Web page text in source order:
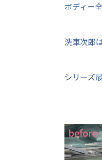
ボディー
洗車次郎
シリーズ